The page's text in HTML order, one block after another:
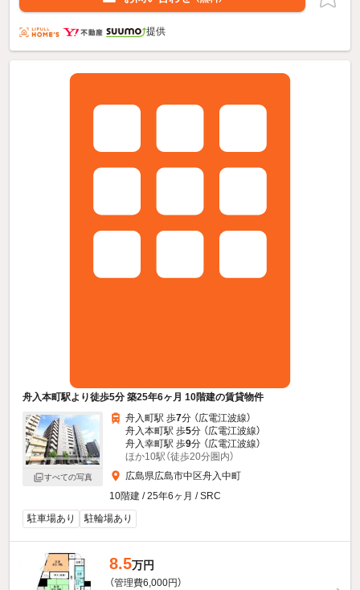
提供
舟入本町駅より徒歩5分 築25年6ヶ月 10階建の賃貸物件
すべての写真
舟入町駅 歩7分 （広電江波線）
舟入本町駅 歩5分 （広電江波線）
舟入幸町駅 歩9分 （広電江波線）
ほか10駅（徒歩20分圏内）
広島県広島市中区舟入中町
10階建 / 25年6ヶ月 / SRC
駐車場あり
駐輪場あり
8.5万円
（管理費6,000円）